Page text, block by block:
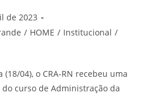
de 2023
/ HOME / Institucional /
04), o CRA-RN recebeu uma
curso de Administração da